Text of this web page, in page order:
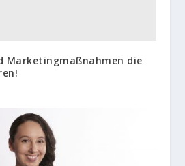
Marketingmaßnahmen die